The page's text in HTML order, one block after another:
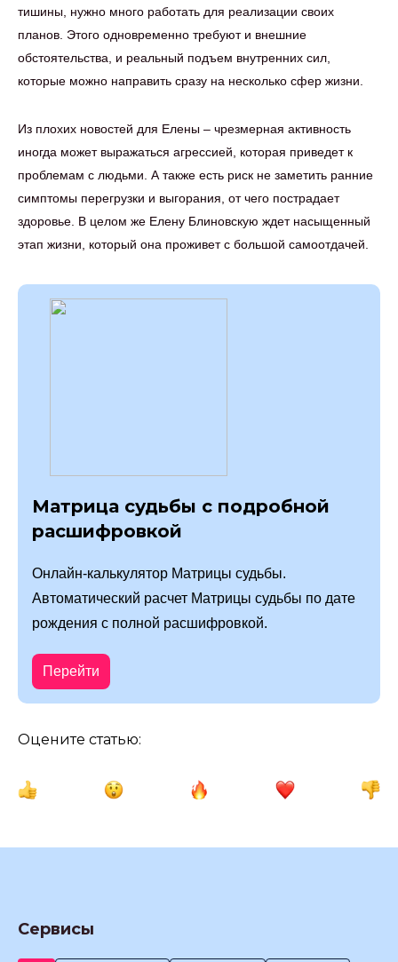
тишины, нужно много работать для реализации своих
планов. Этого одновременно требуют и внешние
обстоятельства, и реальный подъем внутренних сил,
которые можно направить сразу на несколько сфер жизни.
Из плохих новостей для Елены – чрезмерная активность
иногда может выражаться агрессией, которая приведет к
проблемам с людьми. А также есть риск не заметить ранние
симптомы перегрузки и выгорания, от чего пострадает
здоровье. В целом же Елену Блиновскую ждет насыщенный
этап жизни, который она проживет с большой самоотдачей.
Матрица судьбы с подробной
расшифровкой
Онлайн-калькулятор Матрицы судьбы.
Автоматический расчет Матрицы судьбы по дате
рождения с полной расшифровкой.
Перейти
Оцените статью:
Сервисы